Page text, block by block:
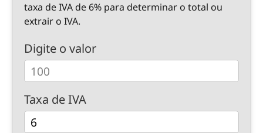
taxa de IVA de 6% para determinar o total ou
extrair o IVA.
Digite o valor
Taxa de IVA